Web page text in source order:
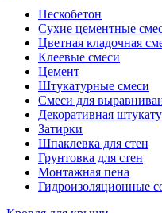
Пескобетон
Сухие цементные
Цветная кладочная
Клеевые смеси
Цемент
Штукатурные смеси
Смеси для
Декоративная
Затирки
Шпаклевка для стен
Грунтовка для стен
Монтажная пена
Гидроизоляционные